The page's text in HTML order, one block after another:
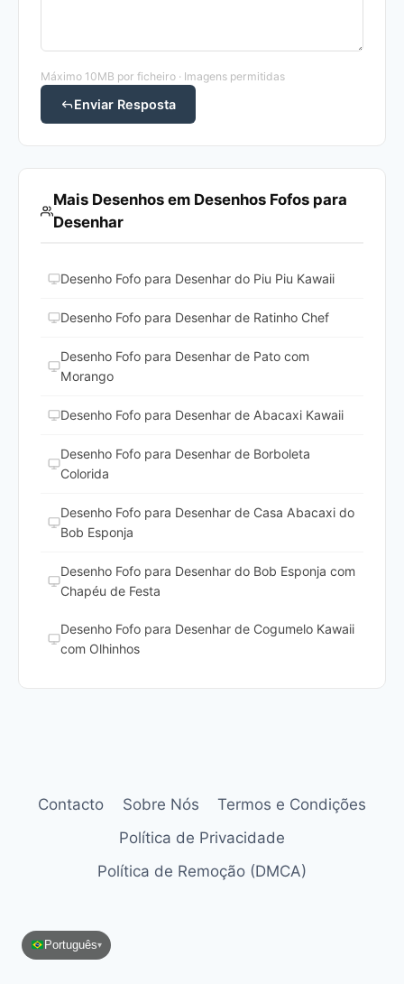
Máximo 10MB por ficheiro · Imagens permitidas
Enviar Resposta
Mais Desenhos em Desenhos Fofos para
Desenhar
Desenho Fofo para Desenhar do Piu Piu Kawaii
Desenho Fofo para Desenhar de Ratinho Chef
Desenho Fofo para Desenhar de Pato com
Morango
Desenho Fofo para Desenhar de Abacaxi Kawaii
Desenho Fofo para Desenhar de Borboleta
Colorida
Desenho Fofo para Desenhar de Casa Abacaxi do
Bob Esponja
Desenho Fofo para Desenhar do Bob Esponja com
Chapéu de Festa
Desenho Fofo para Desenhar de Cogumelo Kawaii
com Olhinhos
Contacto Sobre Nós
Termos e Condições
Política de Privacidade
Política de Remoção (DMCA)
Português▾